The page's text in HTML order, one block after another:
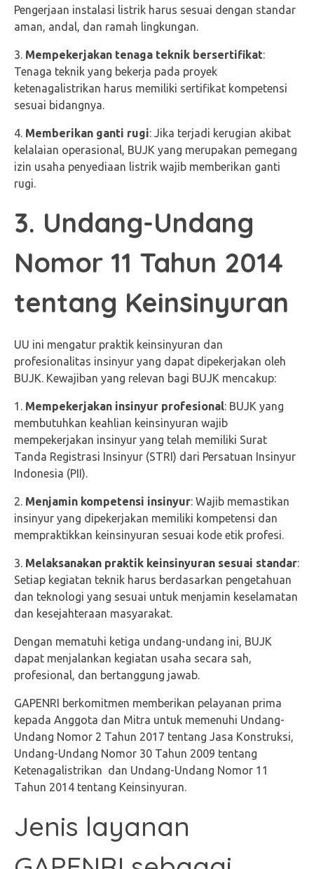
Pengerjaan instalasi listrik harus sesuai dengan standar
aman, andal, dan ramah lingkungan.
Mempekerjakan tenaga teknik bersertifikat:
Tenaga teknik yang bekerja pada proyek
ketenagalistrikan harus memiliki sertifikat kompetensi
sesuai bidangnya.
Memberikan ganti rugi: Jika terjadi kerugian akibat
kelalaian operasional, BUJK yang merupakan pemegang
izin usaha penyediaan listrik wajib memberikan ganti
rugi.
3. Undang-Undang
Nomor 11 Tahun 2014
tentang Keinsinyuran
UU ini mengatur praktik keinsinyuran dan
profesionalitas insinyur yang dapat dipekerjakan oleh
BUJK. Kewajiban yang relevan bagi BUJK mencakup:
Mempekerjakan insinyur profesional: BUJK yang
membutuhkan keahlian keinsinyuran wajib
mempekerjakan insinyur yang telah memiliki Surat
Tanda Registrasi Insinyur (STRI) dari Persatuan Insinyur
Indonesia (PII).
Menjamin kompetensi insinyur: Wajib memastikan
insinyur yang dipekerjakan memiliki kompetensi dan
mempraktikkan keinsinyuran sesuai kode etik profesi.
Melaksanakan praktik keinsinyuran sesuai standar:
Setiap kegiatan teknik harus berdasarkan pengetahuan
dan teknologi yang sesuai untuk menjamin keselamatan
dan kesejahteraan masyarakat.
Dengan mematuhi ketiga undang-undang ini, BUJK
dapat menjalankan kegiatan usaha secara sah,
profesional, dan bertanggung jawab.
GAPENRI berkomitmen memberikan pelayanan prima
kepada Anggota dan Mitra untuk memenuhi Undang-
Undang Nomor 2 Tahun 2017 tentang Jasa Konstruksi,
Undang-Undang Nomor 30 Tahun 2009 tentang
Ketenagalistrikan dan Undang-Undang Nomor 11
Tahun 2014 tentang Keinsinyuran.
Jenis layanan